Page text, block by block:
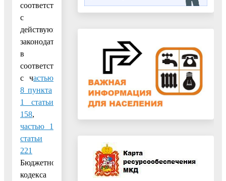
соответствие
с
действующим
законодательством,
в
соответствии
с частью
8 пункта
1 статьи
158,
частью 1
статьи
221
Бюджетного
кодекса